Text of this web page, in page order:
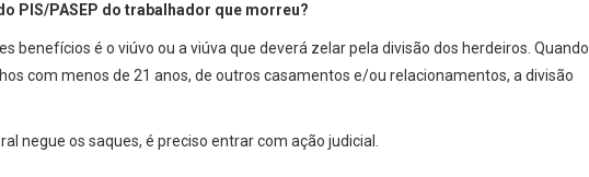
PIS/PASEP do trabalhador que morreu?
benefícios é o viúvo ou a viúva que deverá zelar pela divisão dos herdeiros. Quando
com menos de 21 anos, de outros casamentos e/ou relacionamentos, a divisão
negue os saques, é preciso entrar com ação judicial.